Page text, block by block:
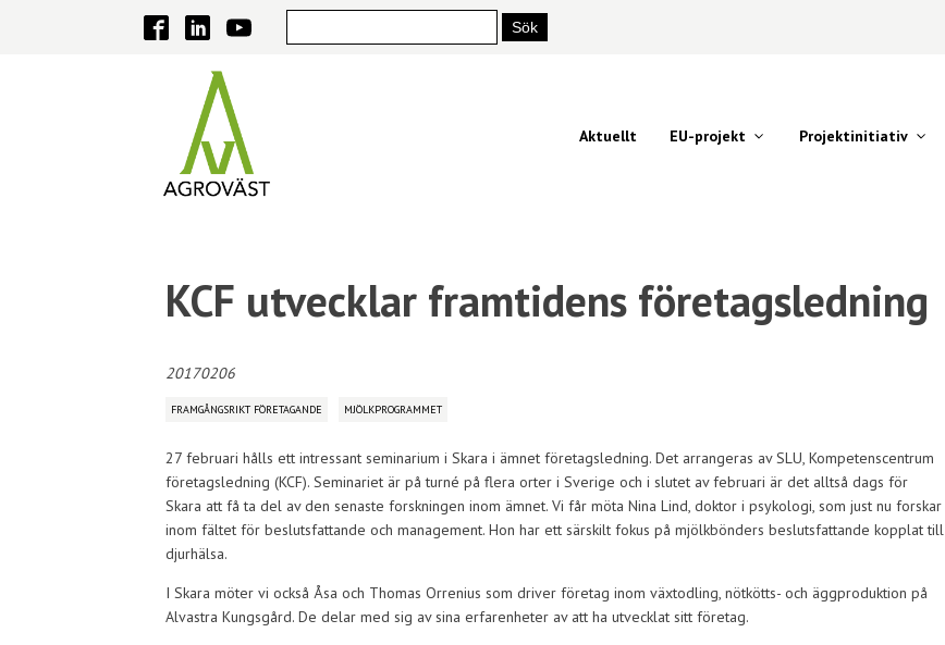
Aktuellt EU-projekt Projektinitiativ
KCF utvecklar framtidens företagsledning
20170206
FRAMGÅNGSRIKT FÖRETAGANDE MJÖLKPROGRAMMET
27 februari hålls ett intressant seminarium i Skara i ämnet företagsledning. Det arrangeras av SLU, Kompetenscentrum
företagsledning (KCF). Seminariet är på turné på flera orter i Sverige och i slutet av februari är det alltså dags för
Skara att få ta del av den senaste forskningen inom ämnet. Vi får möta Nina Lind, doktor i psykologi, som just nu forskar
inom fältet för beslutsfattande och management. Hon har ett särskilt fokus på mjölkbönders beslutsfattande kopplat till
djurhälsa.
I Skara möter vi också Åsa och Thomas Orrenius som driver företag inom växtodling, nötkötts- och äggproduktion på
Alvastra Kungsgård. De delar med sig av sina erfarenheter av att ha utvecklat sitt företag.